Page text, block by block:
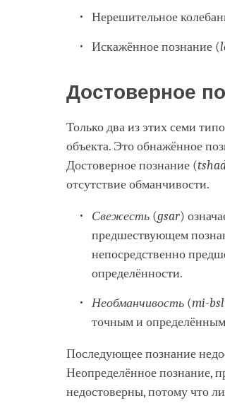
Нерешительное
Искажённое познание (
Достоверное
Только два из этих семи
объекта. Это обнажённое
Достоверное познание (
отсутствие обманчивости.
Свежесть (gsar)
предшествующем
непосредственно
определённости.
Необманчивость (mi-
точным и
Последующее познание
Неопределённое познание,
недостоверны, потому что